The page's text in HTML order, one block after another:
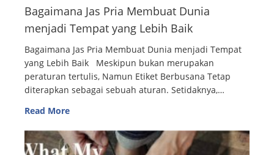
Bagaimana Jas Pria Membuat Dunia
menjadi Tempat yang Lebih Baik
Bagaimana Jas Pria Membuat Dunia menjadi Tempat
yang Lebih Baik Meskipun bukan merupakan
peraturan tertulis, Namun Etiket Berbusana Tetap
diterapkan sebagai sebuah aturan. Setidaknya,…
Read More